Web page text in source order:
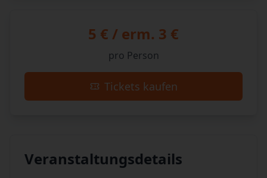
5 € / erm. 3 €
pro Person
Tickets kaufen
Veranstaltungsdetails